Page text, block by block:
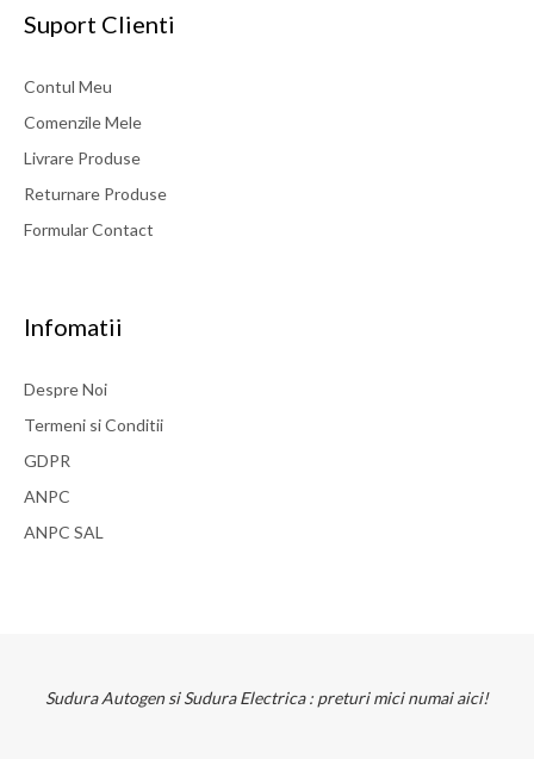
Suport Clienti
Contul Meu
Comenzile Mele
Livrare Produse
Returnare Produse
Formular Contact
Infomatii
Despre Noi
Termeni si Conditii
GDPR
ANPC
ANPC SAL
Sudura Autogen si Sudura Electrica : preturi mici numai aici!